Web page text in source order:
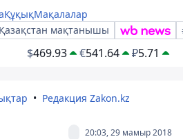
ҚұқықМақалалар
мақтанышы
$469.93 €541.64 ₽5.71
Редакция Zakon.kz
20:03, 29 мамыр 2018